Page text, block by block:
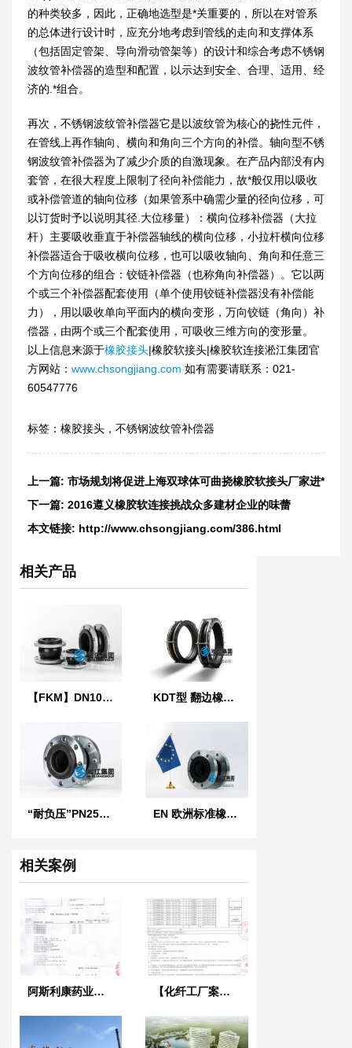
的种类较多，因此，正确地选型是*关重要的，所以在对管系
的总体进行设计时，应充分地考虑到管线的走向和支撑体系
（包括固定管架、导向滑动管架等）的设计和综合考虑不锈钢
波纹管补偿器的造型和配置，以示达到安全、合理、适用、经
济的.*组合。
再次，不锈钢波纹管补偿器它是以波纹管为核心的挠性元件，
在管线上再作轴向、横向和角向三个方向的补偿。轴向型不锈
钢波纹管补偿器为了减少介质的自激现象。在产品内部没有内
套管，在很大程度上限制了径向补偿能力，故*般仅用以吸收
或补偿管道的轴向位移（如果管系中确需少量的径向位移，可
以订货时予以说明其径.大位移量）：横向位移补偿器（大拉
杆）主要吸收垂直于补偿器轴线的横向位移，小拉杆横向位移
补偿器适合于吸收横向位移，也可以吸收轴向、角向和任意三
个方向位移的组合：铰链补偿器（也称角向补偿器）。它以两
个或三个补偿器配套使用（单个使用铰链补偿器没有补偿能
力），用以吸收单向平面内的横向变形，万向铰链（角向）补
偿器，由两个或三个配套使用，可吸收三维方向的变形量。
以上信息来源于橡胶接头|橡胶软接头|橡胶软连接淞江集团官
方网站： www.chsongjiang.com 如有需要请联系：021-
60547776
标签： 橡胶接头，不锈钢波纹管补偿器
上一篇: 市场规划将促进上海双球体可曲挠橡胶软接头厂家进*
步发展
下一篇: 2016遵义橡胶软连接挑战众多建材企业的味蕾
本文链接: http://www.chsongjiang.com/386.html
相关产品
【FKM】DN100氟橡胶挠性接管 KDT型 翻边橡胶接头
“耐负压”PN25橡胶接头 EN 欧洲标准橡胶膨胀节
相关案例
阿斯利康药业工厂2014年9月23日采用上海淞江橡胶接头 【化纤工厂案例】浙江天圣化纤采用淞江橡胶接头